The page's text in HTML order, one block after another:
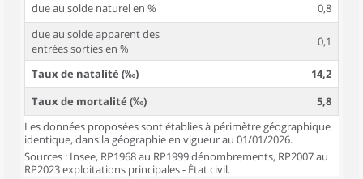
due au solde naturel en %
0,8
due au solde apparent des
entrées sorties en %
0,1
Taux de natalité (‰)
14,2
Taux de mortalité (‰)
5,8
Les données proposées sont établies à périmètre géographique
identique, dans la géographie en vigueur au 01/01/2026.
Sources : Insee, RP1968 au RP1999 dénombrements, RP2007 au
RP2023 exploitations principales - État civil.